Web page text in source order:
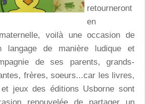
retourneront
en
voilà une occasion de
langage de manière ludique et
de ses parents, grands-
frères, soeurs...car les livres,
jeux des éditions Usborne sont